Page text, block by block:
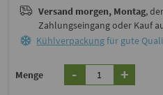
Versand morgen, Montag,
Zahlungseingang oder Kauf
Kühlverpackungfür gute
Menge - +